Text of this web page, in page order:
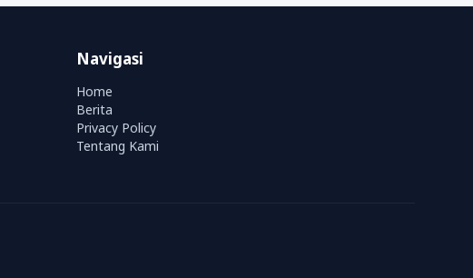
Navigasi
Home
Berita
Privacy Policy
Tentang Kami